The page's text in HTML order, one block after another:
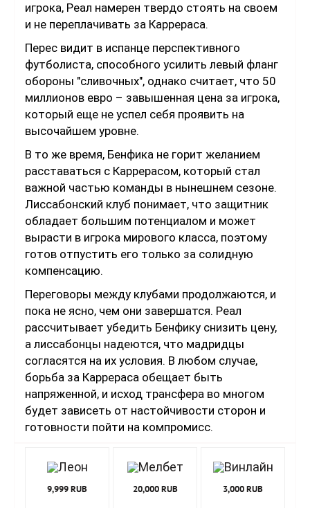
игрока, Реал намерен твердо стоять на своем
и не переплачивать за Каррераса.
Перес видит в испанце перспективного
футболиста, способного усилить левый фланг
обороны "сливочных", однако считает, что 50
миллионов евро – завышенная цена за игрока,
который еще не успел себя проявить на
высочайшем уровне.
В то же время, Бенфика не горит желанием
расставаться с Каррерасом, который стал
важной частью команды в нынешнем сезоне.
Лиссабонский клуб понимает, что защитник
обладает большим потенциалом и может
вырасти в игрока мирового класса, поэтому
готов отпустить его только за солидную
компенсацию.
Переговоры между клубами продолжаются, и
пока не ясно, чем они завершатся. Реал
рассчитывает убедить Бенфику снизить цену,
а лиссабонцы надеются, что мадридцы
согласятся на их условия. В любом случае,
борьба за Каррераса обещает быть
напряженной, и исход трансфера во многом
будет зависеть от настойчивости сторон и
готовности пойти на компромисс.
9,999 RUB 20,000 RUB 3,000 RUB